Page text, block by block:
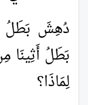
دُهِشَ بَطَلُ
بَطَلُ أَثِينَا
لِمَاذَا؟